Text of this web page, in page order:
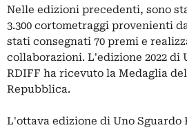
Nelle edizioni precedenti, sono
3.300 cortometraggi provenienti
stati consegnati 70 premi e
collaborazioni. L'edizione 2022 di
RDIFF ha ricevuto la Medaglia
Repubblica.
L'ottava edizione di Uno Sguardo